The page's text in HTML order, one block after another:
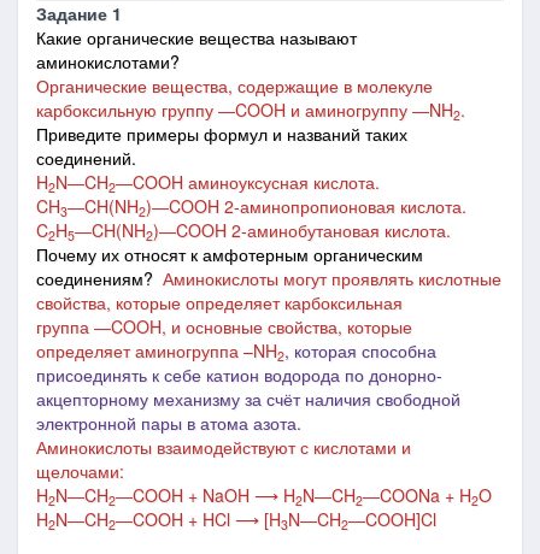
Задание 1
Какие органические вещества называют
аминокислотами?
Органические вещества, содержащие в молекуле
карбоксильную группу ―COOH и аминогруппу ―NH2.
Приведите примеры формул и названий таких
соединений.
H2N―CH2―COOH аминоуксусная кислота.
CH3―CH(NH2)―COOH 2-аминопропионовая кислота.
C2H5―CH(NH2)―COOH 2-аминобутановая кислота.
Почему их относят к амфотерным органическим
соединениям? Аминокислоты могут проявлять кислотные
свойства, которые определяет карбоксильная
группа ―COOH, и основные свойства, которые
определяет аминогруппа –NH2, которая способна
присоединять к себе катион водорода по донорно-
акцепторному механизму за счёт наличия свободной
электронной пары в атома азота.
Аминокислоты взаимодействуют с кислотами и
щелочами:
H2N―CH2―COOH + NaOH ⟶ H2N―CH2―COONa + H2O
H2N―CH2―COOH + HCl ⟶ [H3N―CH2―COOH]Cl